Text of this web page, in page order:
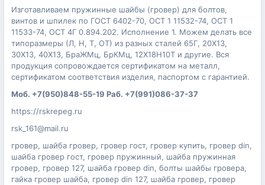
Изготавливаем пружинные шайбы (гровер) для болтов,
винтов и шпилек по ГОСТ 6402-70, ОСТ 1 11532-74, ОСТ 1
11533-74, ОСТ 4Г 0.894.202. Исполнение 1. Можем делать все
типоразмеры (Л, Н, Т, ОТ) из разных сталей 65Г, 20Х13,
30Х13, 40Х13, БраЖМц, БрКМц, 12Х18Н10Т и другие. Вся
продукция сопровождается сертификатом на металл,
сертификатом соответствия изделия, паспортом с гарантией.
Моб. +7(950)848-55-19 Раб. +7(991)086-37-37
https://rskrepeg.ru
rsk_161@mail.ru
гровер, шайба гровер, гровер гост, гровер купить, гровер din,
шайба гровер гост, гровер пружинный, шайба пружинная
гровер, гровер 127, шайба гровер din, болты шайбы гровера,
гайка гровер шайба, гровер din 127, шайба гровер, гровер